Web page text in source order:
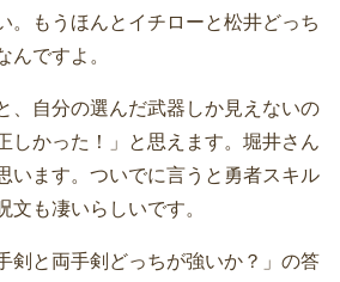
。もうほんとイチローと松井どっち
んですよ。
、自分の選んだ武器しか見えないの
しかった！」と思えます。堀井さん
います。ついでに言うと勇者スキル
文も凄いらしいです。
剣と両手剣どっちが強いか？」の答